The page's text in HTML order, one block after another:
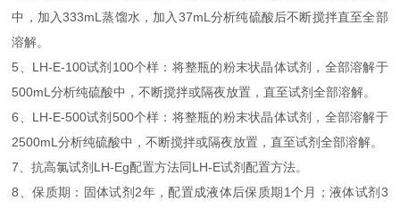
中，加入333mL蒸馏水，加入37mL分析纯硫酸后不断搅拌直至全部
溶解。
5、LH-E-100试剂100个样：将整瓶的粉末状晶体试剂，全部溶解于
500mL分析纯硫酸中，不断搅拌或隔夜放置，直至试剂全部溶解。
6、LH-E-500试剂500个样：将整瓶的粉末状晶体试剂，全部溶解于
2500mL分析纯硫酸中，不断搅拌或隔夜放置，直至试剂全部溶解。
7、抗高氯试剂LH-Eg配置方法同LH-E试剂配置方法。
8、保质期：固体试剂2年，配置成液体后保质期1个月；液体试剂3